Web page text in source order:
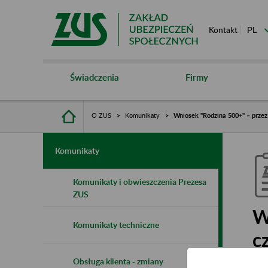
Kontakt
Świadczenia Firmy
O ZUS Komunikaty Wniosek "Rodzina 500+" –
Komunikaty
Komunikaty i obwieszczenia Prezesa
ZUS
Komunikaty techniczne
Obsługa klienta - zmiany